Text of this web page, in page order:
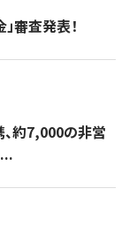
審査発表！
約7,000の非営